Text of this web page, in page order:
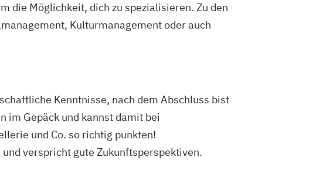
die Möglichkeit, dich zu spezialisieren. Zu den
Kulturmanagement oder auch
Kenntnisse, nach dem Abschluss bist
im Gepäck und kannst damit bei
und Co. so richtig punkten!
verspricht gute Zukunftsperspektiven.